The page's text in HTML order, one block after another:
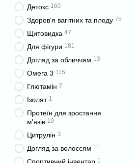
Детокс 160
Здоров'я вагітних та плоду 75
Щитовидка 47
Для фігури 181
Догляд за обличчям 13
Омега 3 115
Глютамін 2
Ізолят 1
Протеїн для зростання
м'язів 10
Цитрулін 3
Догляд за волоссям 11
1